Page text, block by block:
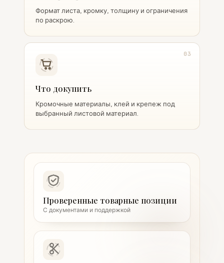
Формат листа, кромку, толщину и ограничения
по раскрою.
03
Что докупить
Кромочные материалы, клей и крепеж под
выбранный листовой материал.
Проверенные товарные позиции
С документами и поддержкой